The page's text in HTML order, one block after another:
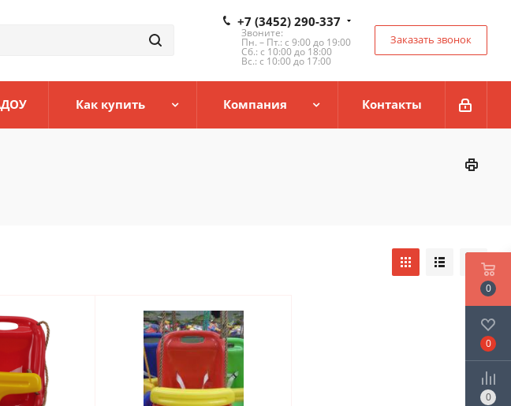
+7 (3452) 290-337
Звоните:
Пн. – Пт.: с 9:00 до 19:00
Сб.: с 10:00 до 18:00
Вс.: с 10:00 до 17:00
Заказать звонок
Как купить Компания Контакты
0
0
0